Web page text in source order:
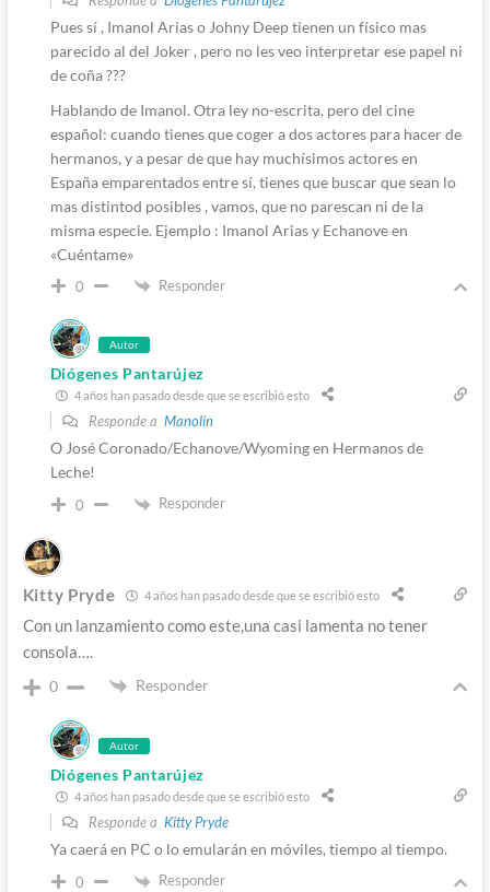
Pues sí , Imanol Arias o Johny Deep tienen un físico mas
parecido al del Joker , pero no les veo interpretar ese papel ni
de coña ???
Hablando de Imanol. Otra ley no-escrita, pero del cine
español: cuando tienes que coger a dos actores para hacer de
hermanos, y a pesar de que hay muchísimos actores en
España emparentados entre sí, tienes que buscar que sean lo
mas distintod posibles , vamos, que no parescan ni de la
misma especie. Ejemplo : Imanol Arias y Echanove en
«Cuéntame»
0 Responder
Autor
Diógenes Pantarújez
4 años han pasado desde que se escribió esto
Responde a Manolin
O José Coronado/Echanove/Wyoming en Hermanos de
Leche!
0 Responder
Kitty Pryde 4 años han pasado desde que se escribió esto
Con un lanzamiento como este,una casi lamenta no tener
consola….
0 Responder
Autor
Diógenes Pantarújez
4 años han pasado desde que se escribió esto
Responde a Kitty Pryde
Ya caerá en PC o lo emularán en móviles, tiempo al tiempo.
0 Responder